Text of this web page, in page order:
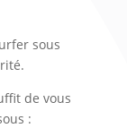
sous
de vous
: